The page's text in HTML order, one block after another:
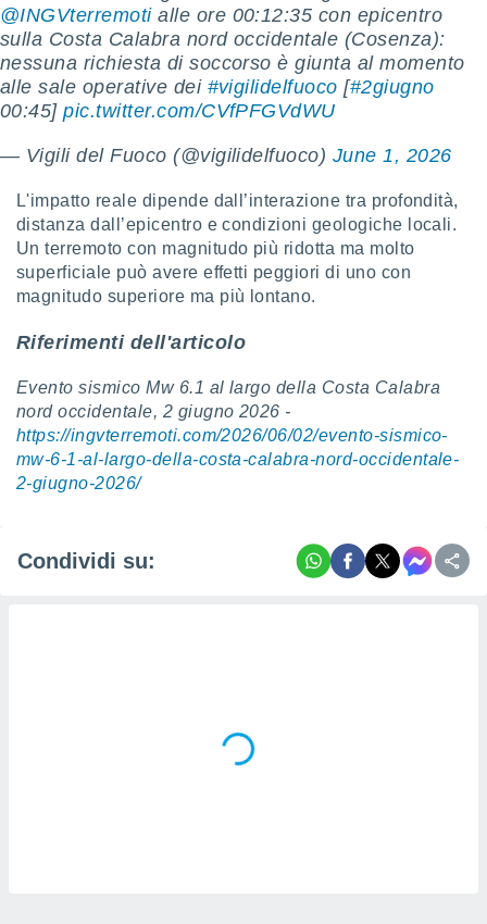
@INGVterremotialle ore 00:12:35 con epicentro
sulla Costa Calabra nord occidentale (Cosenza):
nessuna richiesta di soccorso è giunta al momento
alle sale operative dei #vigilidelfuoco [#2giugno
00:45]pic.twitter.com/CVfPFGVdWU
— Vigili del Fuoco (@vigilidelfuoco) June 1, 2026
L'impatto reale dipende dall’interazione tra profondità,
distanza dall’epicentro e condizioni geologiche locali.
Un terremoto con magnitudo più ridotta ma molto
superficiale può avere effetti peggiori di uno con
magnitudo superiore ma più lontano.
Riferimenti dell'articolo
Evento sismico Mw 6.1 al largo della Costa Calabra
nord occidentale, 2 giugno 2026 -
https://ingvterremoti.com/2026/06/02/evento-sismico-
mw-6-1-al-largo-della-costa-calabra-nord-occidentale-
2-giugno-2026/
Condividi su: